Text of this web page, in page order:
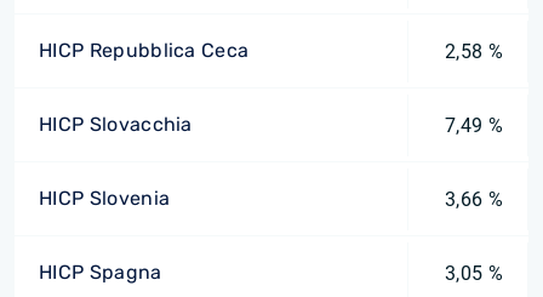
HICP Repubblica Ceca 2,58 %
HICP Slovacchia 7,49 %
HICP Slovenia 3,66 %
HICP Spagna 3,05 %